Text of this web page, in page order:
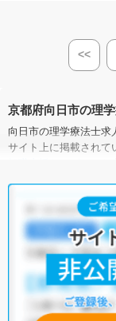
<<
京都府向日市の理
向日市の理学療法士求
サイト上に掲載されて
に
向日市の理学療法士
積極採用中・残業
・クリニック・介
他の条件でも人気の
いただくか、お気軽
全国の理学療法士求人